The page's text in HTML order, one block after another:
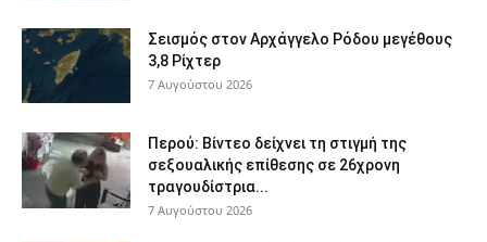
Σεισμός στον Αρχάγγελο Ρόδου μεγέθους
3,8 Ρίχτερ
7 Αυγούστου 2026
Περού: Βίντεο δείχνει τη στιγμή της
σεξουαλικής επίθεσης σε 26χρονη
τραγουδίστρια...
7 Αυγούστου 2026